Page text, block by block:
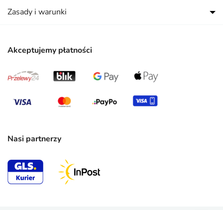
Akceptujemy płatności
Nasi partnerzy
Zasady i warunki